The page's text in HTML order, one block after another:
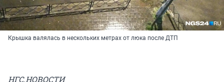
Крышка валялась в нескольких метрах от люка после ДТП
НГС.НОВОСТИ